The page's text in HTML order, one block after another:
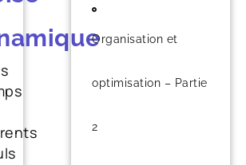
Organisation et
optimisation – Partie
2